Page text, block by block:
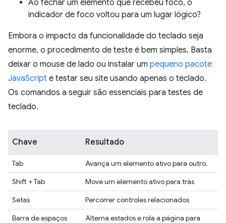
Ao fechar um elemento que recebeu foco, o
indicador de foco voltou para um lugar lógico?
Embora o impacto da funcionalidade do teclado seja
enorme, o procedimento de teste é bem simples. Basta
deixar o mouse de lado ou instalar um pequeno pacote
JavaScript e testar seu site usando apenas o teclado.
Os comandos a seguir são essenciais para testes de
teclado.
Chave Resultado
Tab
Avança um elemento ativo para outro.
Shift + Tab
Move um elemento ativo para trás
Setas
Percorrer controles relacionados
Barra de espaços
Alterna estados e rola a página para